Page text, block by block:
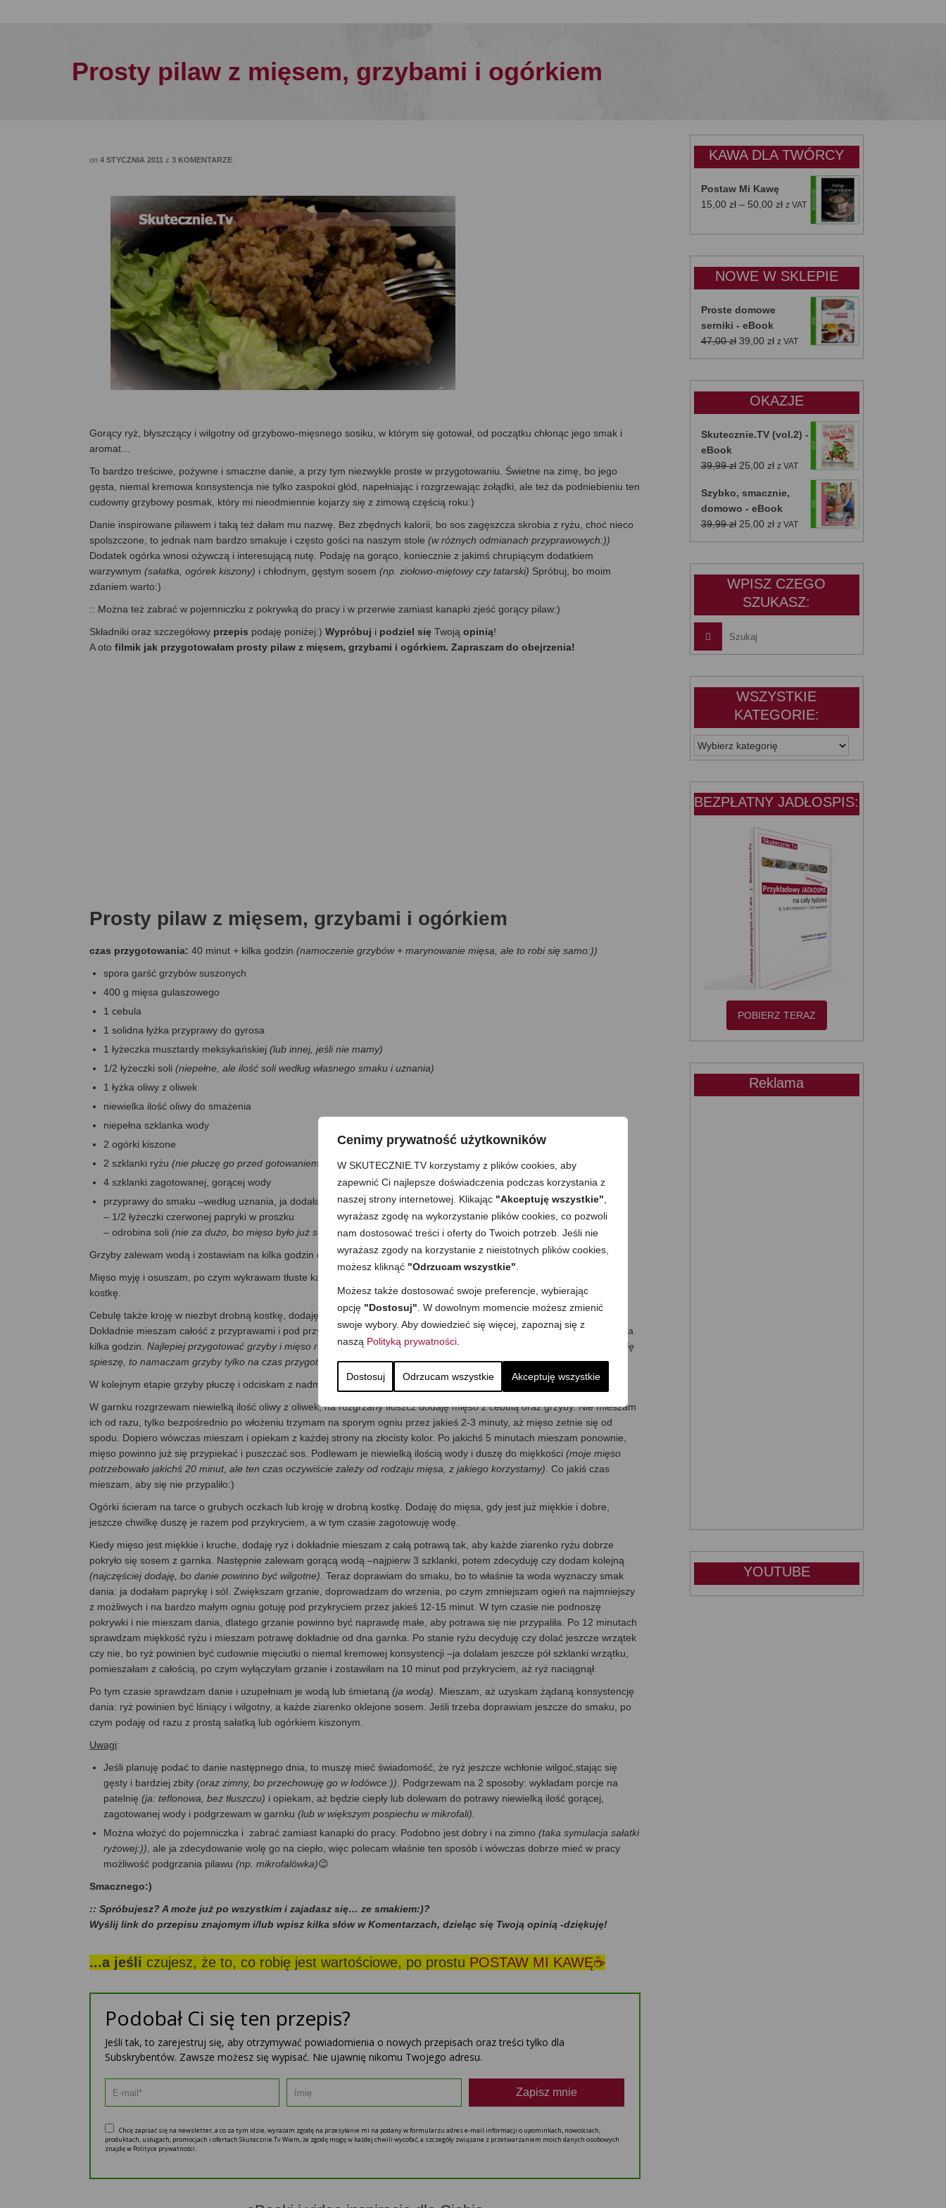
Cenimy prywatność użytkowników
W SKUTECZNIE.TV korzystamy z plików cookies, aby
zapewnić Ci najlepsze doświadczenia podczas korzystania z
naszej strony internetowej. Klikając "Akceptuję wszystkie"
wyrażasz zgodę na wykorzystanie plików cookies, co pozwoli
nam dostosować treści i oferty do Twoich potrzeb. Jeśli nie
wyrażasz zgody na korzystanie z nieistotnych plików cookies,
możesz kliknąć "Odrzucam wszystkie"
Możesz także dostosować swoje preferencje, wybierając
opcję "Dostosuj" . W dowolnym momencie możesz zmienić
swoje wybory. Aby dowiedzieć się więcej, zapoznaj się z
naszą Polityką prywatności
Dostosuj Odrzucam wszystkie Akceptuję wszystkie
Prosty pilaw z mięsem, grzybami i ogórkiem
on 4 STYCZNIA 2011 z 3 KOMENTARZE
Gorący ryż, błyszczący i wilgotny od grzybowo-mięsnego sosiku, w którym się gotował, od początku chłonąc jego smak i
aromat…
To bardzo treściwe, pożywne i smaczne danie, a przy tym niezwykle proste w przygotowaniu. Świetne na zimę, bo jego
gęsta, niemal kremowa konsystencja nie tylko zaspokoi głód, napełniając i rozgrzewając żołądki, ale też da podniebieniu ten
cudowny grzybowy posmak, który mi nieodmiennie kojarzy się z zimową częścią roku:)
Danie inspirowane pilawem i taką też dałam mu nazwę. Bez zbędnych kalorii, bo sos zagęszcza skrobia z ryżu, choć nieco
spolszczone, to jednak nam bardzo smakuje i często gości na naszym stole (w różnych odmianach przyprawowych:))
Dodatek ogórka wnosi ożywczą i interesującą nutę. Podaję na gorąco, koniecznie z jakimś chrupiącym dodatkiem
warzywnym (sałatka, ogórek kiszony) i chłodnym, gęstym sosem (np. ziołowo-miętowy czy tatarski) Spróbuj, bo moim
zdaniem warto:)
:: Można też zabrać w pojemniczku z pokrywką do pracy i w przerwie zamiast kanapki zjeść gorący pilaw:)
Składniki oraz szczegółowy przepis podaję poniżej:) Wypróbuj i podziel się Twoją opinią!
A oto filmik jak przygotowałam prosty pilaw z mięsem, grzybami i ogórkiem. Zapraszam do obejrzenia!
Prosty pilaw z mięsem, grzybami i ogórkiem
czas przygotowania: 40 minut + kilka godzin (namoczenie grzybów + marynowanie mięsa, ale to robi się samo:))
spora garść grzybów suszonych
400 g mięsa gulaszowego
1 cebula
1 solidna łyżka przyprawy do gyrosa
1 łyżeczka musztardy meksykańskiej (lub innej, jeśli nie mamy)
1/2 łyżeczki soli (niepełne, ale ilość soli według własnego smaku i uznania)
1 łyżka oliwy z oliwek
niewielka ilość oliwy do smażenia
niepełna szklanka wody
2 ogórki kiszone
2 szklanki ryżu (nie płuczę go przed gotowaniem)
4 szklanki zagotowanej, gorącej wody
przyprawy do smaku –według uznania, ja dodałam:
– 1/2 łyżeczki czerwonej papryki w proszku
– odrobina soli (nie za dużo, bo mięso było już solone i kiszone ogórki również wniosą słoność:))
Grzyby zalewam wodą i zostawiam na kilka godzin do namoczenia.
Mięso myję i osuszam, po czym wykrawam tłuste kawałki i oczyszczam z błonek, a następnie kroję w niezbyt drobną
kostkę.
Cebulę także kroję w niezbyt drobną kostkę, dodaję do mięsa i doprawiam: przyprawa do gyrosa, musztarda, sól i oliwa.
Dokładnie mieszam całość z przyprawami i pod przykryciem wstawiam do lodówki na czas, w jakim moczą się grzyby tj. na
kilka godzin. Najlepiej przygotować grzyby i mięso rano, a w porze obiadowej będą już gotowe do dalszej obróbki
J Jeśli się
spieszę, to namaczam grzyby tylko na czas przygotowania mięsa…
W kolejnym etapie grzyby płuczę i odciskam z nadmiaru wody, drobno siekam.
W garnku rozgrzewam niewielką ilość oliwy z oliwek, na rozgrzany tłuszcz dodaję mięso z cebulą oraz grzyby. Nie mieszam
ich od razu, tylko bezpośrednio po włożeniu trzymam na sporym ogniu przez jakieś 2-3 minuty, aż mięso zetnie się od
spodu. Dopiero wówczas mieszam i opiekam z każdej strony na złocisty kolor. Po jakichś 5 minutach mieszam ponownie,
mięso powinno już się przypiekać i puszczać sos. Podlewam je niewielką ilością wody i duszę do miękkości (moje mięso
potrzebowało jakichś 20 minut, ale ten czas oczywiście zależy od rodzaju mięsa, z jakiego korzystamy) . Co jakiś czas
mieszam, aby się nie przypaliło:)
Ogórki ścieram na tarce o grubych oczkach lub kroję w drobną kostkę. Dodaję do mięsa, gdy jest już miękkie i dobre,
jeszcze chwilkę duszę je razem pod przykryciem, a w tym czasie zagotowuję wodę.
Kiedy mięso jest miękkie i kruche, dodaję ryż i dokładnie mieszam z całą potrawą tak, aby każde ziarenko ryżu dobrze
pokryło się sosem z garnka. Następnie zalewam gorącą wodą –najpierw 3 szklanki, potem zdecyduję czy dodam kolejną
(najczęściej dodaję, bo danie powinno być wilgotne) . Teraz doprawiam do smaku, bo to właśnie ta woda wyznaczy smak
dania: ja dodałam paprykę i sól. Zwiększam grzanie, doprowadzam do wrzenia, po czym zmniejszam ogień na najmniejszy
z możliwych i na bardzo małym ogniu gotuję pod przykryciem przez jakieś 12-15 minut. W tym czasie nie podnoszę
pokrywki i nie mieszam dania, dlatego grzanie powinno być naprawdę małe, aby potrawa się nie przypaliła. Po 12 minutach
sprawdzam miękkość ryżu i mieszam potrawę dokładnie od dna garnka. Po stanie ryżu decyduję czy dolać jeszcze wrzątek
czy nie, bo ryż powinien być cudownie mięciutki o niemal kremowej konsystencji –ja dolałam jeszcze pół szklanki wrzątku,
pomieszałam z całością, po czym wyłączyłam grzanie i zostawiłam na 10 minut pod przykryciem, aż ryż naciągnął.
Po tym czasie sprawdzam danie i uzupełniam je wodą lub śmietaną (ja wodą) . Mieszam, aż uzyskam żądaną konsystencję
dania: ryż powinien być lśniący i wilgotny, a każde ziarenko oklejone sosem. Jeśli trzeba doprawiam jeszcze do smaku, po
czym podaję od razu z prostą sałatką lub ogórkiem kiszonym.
Uwagi:
Jeśli planuję podać to danie następnego dnia, to muszę mieć świadomość, że ryż jeszcze wchłonie wilgoć,stając się
gęsty i bardziej zbity (oraz zimny, bo przechowuję go w lodówce:)) . Podgrzewam na 2 sposoby: wykładam porcje na
patelnię (ja: teflonowa, bez tłuszczu) i opiekam, aż będzie ciepły lub dolewam do potrawy niewielką ilość gorącej,
zagotowanej wody i podgrzewam w garnku (lub w większym pospiechu w mikrofali).
Można włożyć do pojemniczka i zabrać zamiast kanapki do pracy. Podobno jest dobry i na zimno (taka symulacja sałatki
ryżowej:)) , ale ja zdecydowanie wolę go na ciepło, więc polecam właśnie ten sposób i wówczas dobrze mieć w pracy
możliwość podgrzania pilawu (np. mikrofalówka)😉
Smacznego:)
:: Spróbujesz? A może już po wszystkim i zajadasz się… ze smakiem:)?
Wyślij link do przepisu znajomym i/lub wpisz kilka słów w Komentarzach, dzieląc się Twoją opinią -dziękuję!
...a jeśli czujesz, że to, co robię jest wartościowe, po prostu POSTAW MI KAWĘ☕
Podobał Ci się ten przepis?
Jeśli tak, to zarejestruj się, aby otrzymywać powiadomienia o nowych przepisach oraz treści tylko dla
Subskrybentów. Zawsze możesz się wypisać. Nie ujawnię nikomu Twojego adresu.
Zapisz mnie
Chcę zapisać się na newsletter, a co za tym idzie, wyrażam zgodę na przesyłanie mi na podany w formularzu adres e-mail informacji o upominkach, nowościach,
produktach, usługach, promocjach i ofertach Skutecznie.Tv Wiem, że zgodę mogę w każdej chwili wycofać, a szczegóły związane z przetwarzaniem moich danych osobowych
znajdę w Polityce prywatności.
KAWA DLA TWÓRCY
Postaw Mi Kawę
15,00 zł – 50,00 złZakres
od
do
50,00 zł
z VAT
NOWE W SKLEPIE
Proste domowe
serniki - eBook
47,00zł Pierwotna
cena
39,00 złAktualna
cena
z VAT
OKAZJE
Skutecznie.TV (vol.2) -
eBook
39,99zł Pierwotna
wynosiła:
39,99 zł.
25,00 złAktualna
wynosi:
25,00 zł.
z VAT
Szybko, smacznie,
domowo - eBook
39,99zł Pierwotna
cena
25,00 złAktualna
cena
z VAT
WPISZ CZEGO
SZUKASZ:
WSZYSTKIE
KATEGORIE:
WSZYSTKIE
KATEGORIE:
BEZPŁATNY JADŁOSPIS:
POBIERZ TERAZ
Reklama
YOUTUBE